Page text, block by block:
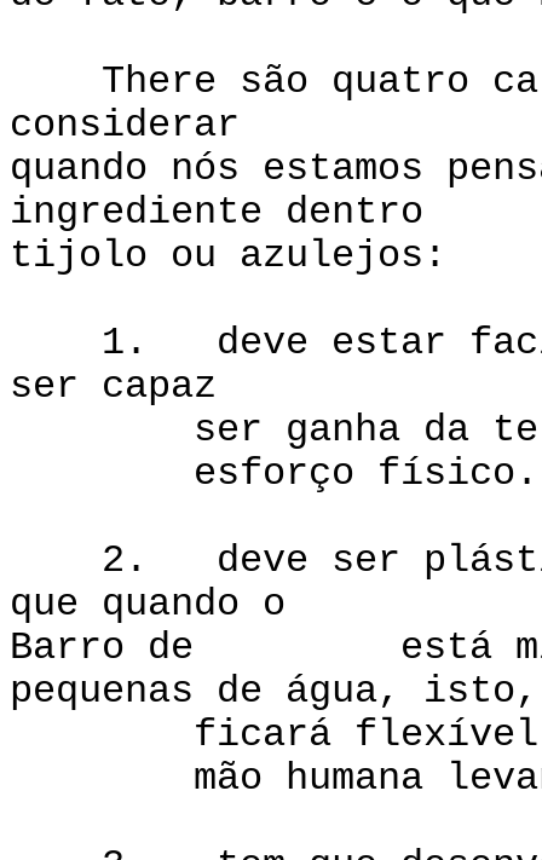
There são quatro
considerar
quando nós estamos
ingrediente dentro
tijolo ou azulejos:
1. deve estar
ser capaz
ser ganha da terra
esforço físico.
2. deve ser
que quando o
Barro de está
pequenas de água, isto,
ficará flexível e
mão humana